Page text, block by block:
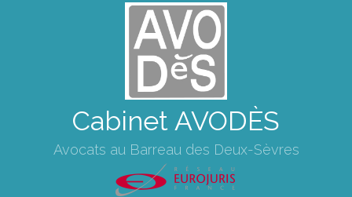
Cabinet AVODÈS
Avocats au Barreau des Deux-Sèvres